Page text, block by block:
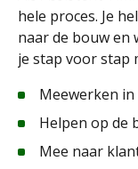
hele proces. Je
naar de bouw en
je stap voor stap
Meewerken
Helpen op de
Mee naar